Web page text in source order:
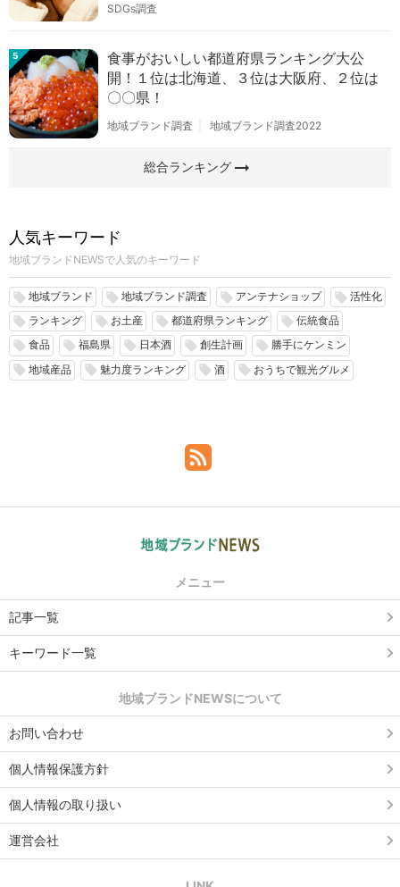
SDGs調査
5
食事がおいしい都道府県ランキング大公
開！１位は北海道、３位は大阪府、２位は
〇〇県！
地域ブランド調査 地域ブランド調査2022
総合ランキングarrow_right_alt
人気キーワード
地域ブランドNEWSで人気のキーワード
local_offer 地域ブランド local_offer 地域ブランド調査 local_offer アンテナショップ local_offer 活性化
local_offer ランキング local_offer お土産 local_offer 都道府県ランキング local_offer 伝統食品
local_offer 食品 local_offer 福島県 local_offer 日本酒 local_offer 創生計画 local_offer 勝手にケンミン
local_offer 地域産品 local_offer 魅力度ランキング local_offer 酒 local_offer おうちで観光グルメ
メニュー
記事一覧
キーワード一覧
地域ブランドNEWSについて
お問い合わせ
個人情報保護方針
個人情報の取り扱い
運営会社